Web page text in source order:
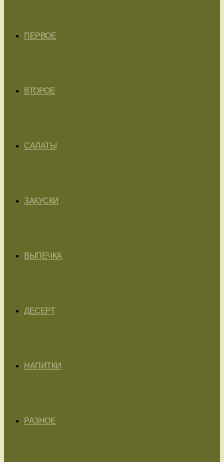
ПЕРВОЕ
ВТОРОЕ
САЛАТЫ
ЗАКУСКИ
ВЫПЕЧКА
ДЕСЕРТ
НАПИТКИ
РАЗНОЕ